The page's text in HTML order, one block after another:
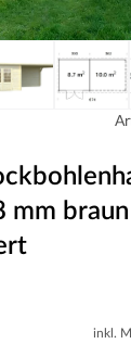
mm braun
inkl.